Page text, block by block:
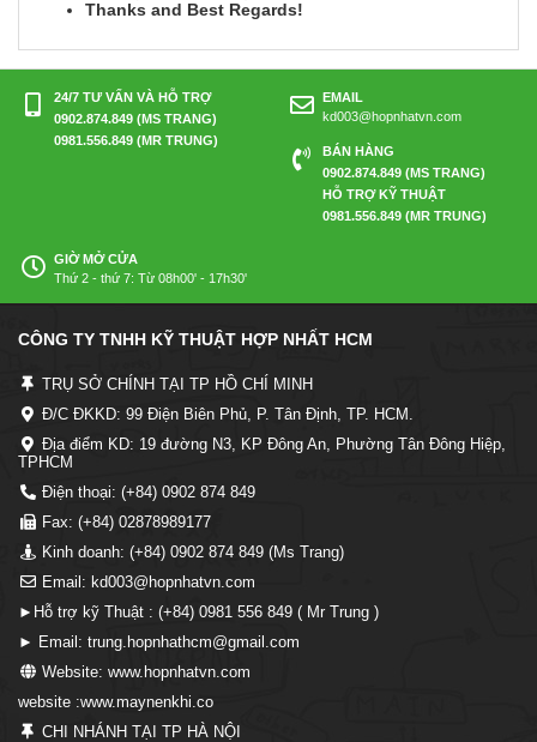
Thanks and Best Regards!
24/7 TƯ VẤN VÀ HỖ TRỢ
0902.874.849 (MS TRANG)
0981.556.849 (MR TRUNG)
EMAIL
kd003@hopnhatvn.com
BÁN HÀNG
0902.874.849 (MS TRANG)
HỖ TRỢ KỸ THUẬT
0981.556.849 (MR TRUNG)
GIỜ MỞ CỬA
Thứ 2 - thứ 7: Từ 08h00' - 17h30'
CÔNG TY TNHH KỸ THUẬT HỢP NHẤT HCM
TRỤ SỞ CHÍNH TẠI TP HỒ CHÍ MINH
Đ/C ĐKKD: 99 Điện Biên Phủ, P. Tân Định, TP. HCM.
Địa điểm KD: 19 đường N3, KP Đông An, Phường Tân Đông Hiệp,
TPHCM
Điện thoại: (+84) 0902 874 849
Fax: (+84) 02878989177
Kinh doanh: (+84) 0902 874 849 (Ms Trang)
Email: kd003@hopnhatvn.com
►Hỗ trợ kỹ Thuật : (+84) 0981 556 849 ( Mr Trung )
► Email: trung.hopnhathcm@gmail.com
Website: www.hopnhatvn.com
website :www.maynenkhi.co
CHI NHÁNH TẠI TP HÀ NỘI